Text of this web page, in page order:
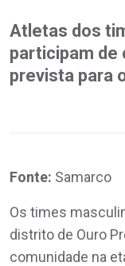
Atletas dos
participam de
prevista para
Fonte: Samarco
Os times
distrito de Ouro
comunidade na